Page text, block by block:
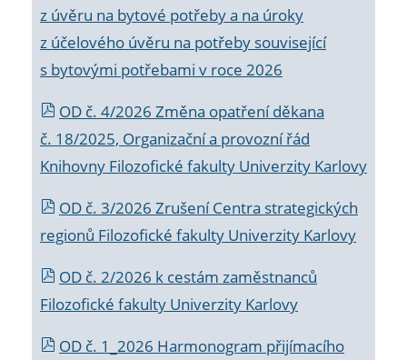
z úvěru na bytové potřeby a na úroky
z účelového úvěru na potřeby související
s bytovými potřebami v roce 2026
OD č. 4/2026 Změna opatření děkana
č. 18/2025, Organizační a provozní řád
Knihovny Filozofické fakulty Univerzity Karlovy
OD č. 3/2026 Zrušení Centra strategických
regionů Filozofické fakulty Univerzity Karlovy
OD č. 2/2026 k cestám zaměstnanců
Filozofické fakulty Univerzity Karlovy
OD č. 1_2026 Harmonogram přijímacího